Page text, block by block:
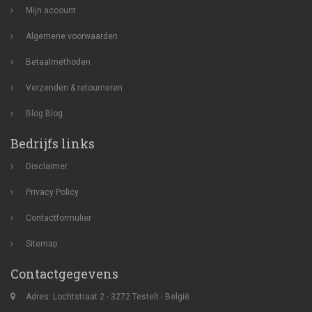
Mijn account
Algemene voorwaarden
Betaalmethoden
Verzenden & retourneren
Blog Blog
Bedrijfs links
Disclaimer
Privacy Policy
Contactformulier
Sitemap
Contactgegevens
Adres: Lochtstraat 2 - 3272 Testelt - België